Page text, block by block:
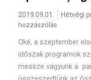
2019.09.01. Hétvégi
hozzászólás
Oké, a szeptember
időszak programok
messze vagyunk a